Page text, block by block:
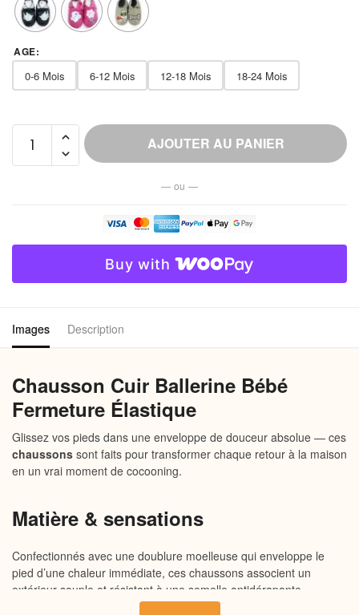
AGE:
0-6 Mois 6-12 Mois 12-18 Mois 18-24 Mois
Chausson
Fermeture
AJOUTER AU PANIER
— ou —
Buy with
Images Description
Chausson Cuir Ballerine Bébé
Fermeture Élastique
Glissez vos pieds dans une enveloppe de douceur absolue — ces
chaussons sont faits pour transformer chaque retour à la maison
en un vrai moment de cocooning.
Matière & sensations
Confectionnés avec une doublure moelleuse qui enveloppe le
pied d’une chaleur immédiate, ces chaussons associent un
extérieur souple et résistant à une semelle antidérapante
légèrement rembourrée. Le matériau respirant évite la chaleur